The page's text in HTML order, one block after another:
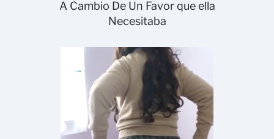
A Cambio De Un Favor que ella
Necesitaba